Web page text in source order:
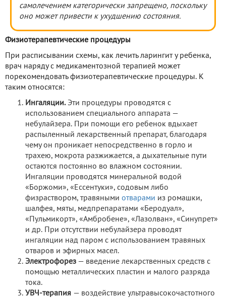
самолечением категорически запрещено, поскольку
оно может привести к ухудшению состояния.
Физиотерапевтические процедуры
При расписывании схемы, как лечить ларингит у ребенка,
врач наряду с медикаментозной терапией может
порекомендовать физиотерапевтические процедуры. К
таким относятся:
Ингаляции.Эти процедуры проводятся с
использованием специального аппарата —
небулайзера. При помощи его ребенок вдыхает
распыленный лекарственный препарат, благодаря
чему он проникает непосредственно в горло и
трахею, мокрота разжижается, а дыхательные пути
остаются постоянно во влажном состоянии.
Ингаляции проводятся минеральной водой
«Боржоми», «Ессентуки», содовым либо
физраствором, травяными отварами из ромашки,
шалфея, мяты, медпрепаратами «Беродуал»,
«Пульмикорт», «Амбробене», «Лазолван», «Синупрет»
и др. При отсутствии небулайзера проводят
ингаляции над паром с использованием травяных
отваров и эфирных масел.
Электрофорез — введение лекарственных средств с
помощью металлических пластин и малого разряда
тока.
УВЧ-терапия — воздействие ультравысокочастотного